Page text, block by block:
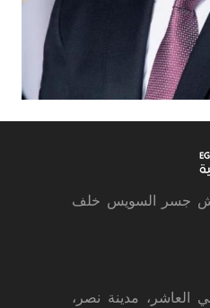
ش جسر السويس خلف
العاشر، مدينة نصر،